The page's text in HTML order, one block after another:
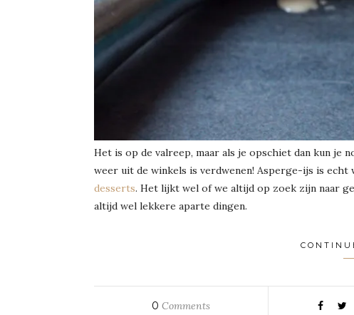
Het is op de valreep, maar als je opschiet dan kun
weer uit de winkels is verdwenen! Asperge-ijs is
desserts. Het lijkt wel of we altijd op zoek zijn naar
altijd wel lekkere aparte dingen.
0 Comments